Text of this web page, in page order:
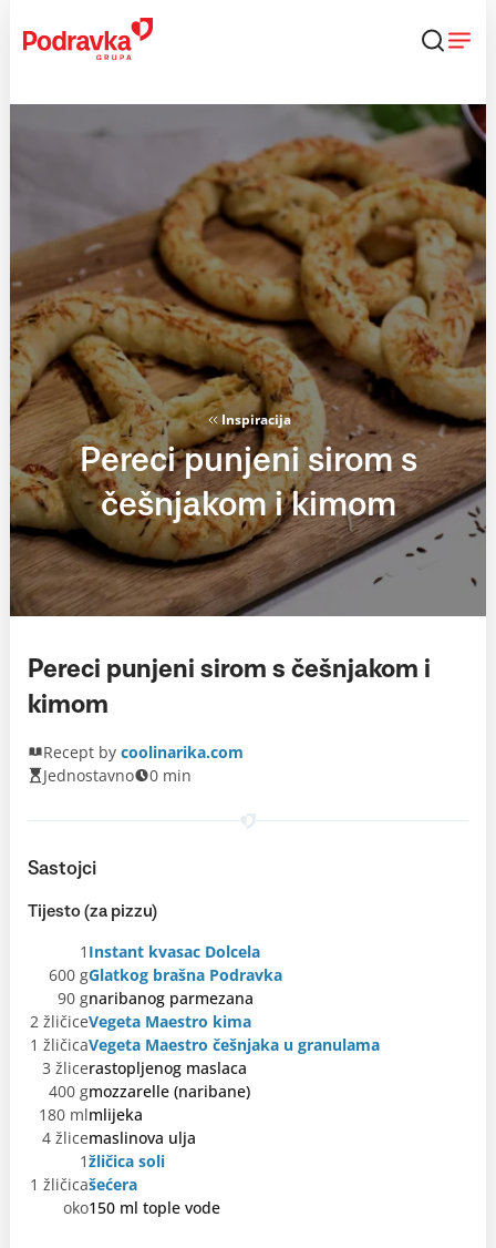
content
Inspiracija
Pereci punjeni sirom s
češnjakom i kimom
Pereci punjeni sirom s češnjakom i
kimom
Recept by coolinarika.com
Jednostavno
0 min
Sastojci
Tijesto (za pizzu)
1 Instant kvasac Dolcela
600 gGlatkog brašna Podravka
90 gnaribanog parmezana
2 žličiceVegeta Maestro kima
1 žličicaVegeta Maestro češnjaka u granulama
3 žlicerastopljenog maslaca
400 gmozzarelle (naribane)
180 mlmlijeka
4 žlicemaslinova ulja
1žličica soli
1 žličicašećera
oko150 ml tople vode